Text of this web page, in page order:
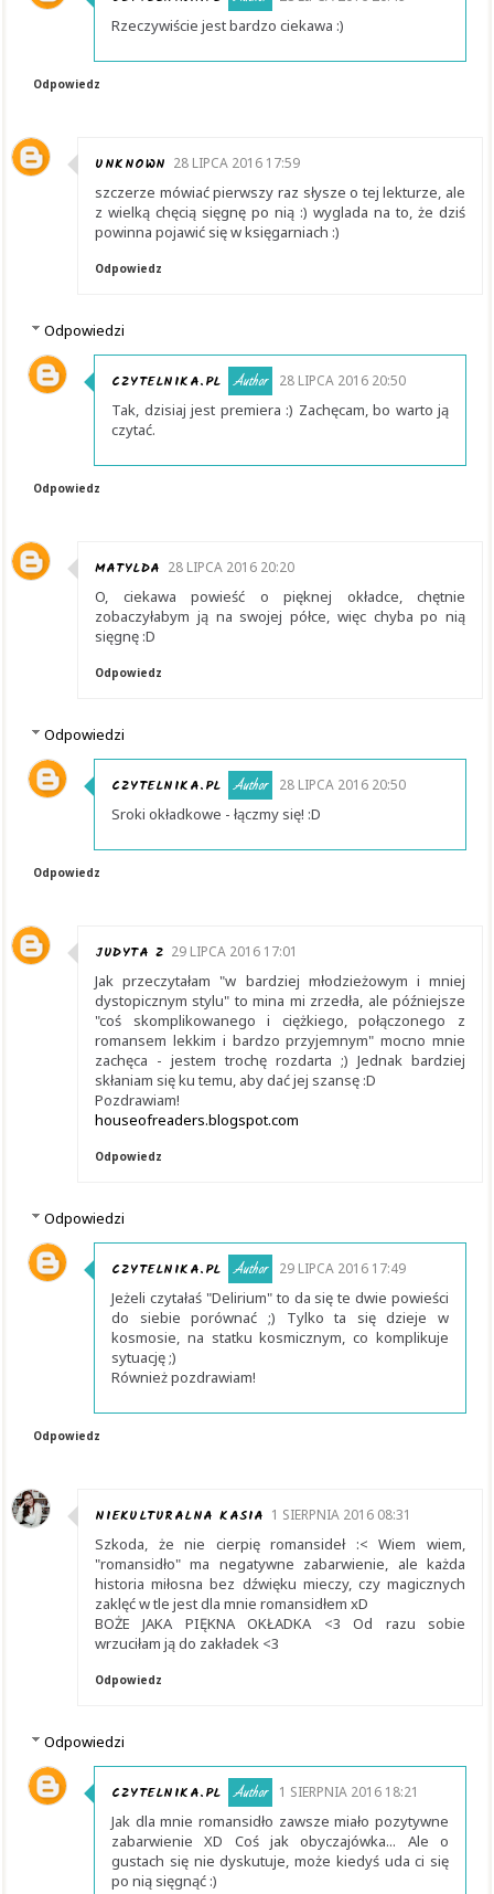
Rzeczywiście jest bardzo ciekawa :)
Odpowiedz
UNKNOWN 28 LIPCA 2016 17:59
szczerze mówiać pierwszy raz słysze o tej lekturze, ale
z wielką chęcią sięgnę po nią :) wyglada na to, że dziś
powinna pojawić się w księgarniach :)
Odpowiedz
Odpowiedzi
CZYTELNIKA.PL 28 LIPCA 2016 20:50
Tak, dzisiaj jest premiera :) Zachęcam, bo warto ją
czytać.
Odpowiedz
MATYLDA 28 LIPCA 2016 20:20
O, ciekawa powieść o pięknej okładce, chętnie
zobaczyłabym ją na swojej półce, więc chyba po nią
sięgnę :D
Odpowiedz
Odpowiedzi
CZYTELNIKA.PL 28 LIPCA 2016 20:50
Sroki okładkowe - łączmy się! :D
Odpowiedz
JUDYTA Z 29 LIPCA 2016 17:01
Jak przeczytałam "w bardziej młodzieżowym i mniej
dystopicznym stylu" to mina mi zrzedła, ale późniejsze
"coś skomplikowanego i ciężkiego, połączonego z
romansem lekkim i bardzo przyjemnym" mocno mnie
zachęca - jestem trochę rozdarta ;) Jednak bardziej
skłaniam się ku temu, aby dać jej szansę :D
Pozdrawiam!
houseofreaders.blogspot.com
Odpowiedz
Odpowiedzi
CZYTELNIKA.PL 29 LIPCA 2016 17:49
Jeżeli czytałaś "Delirium" to da się te dwie powieści
do siebie porównać ;) Tylko ta się dzieje w
kosmosie, na statku kosmicznym, co komplikuje
sytuację ;)
Również pozdrawiam!
Odpowiedz
NIEKULTURALNA KASIA 1 SIERPNIA 2016 08:31
Szkoda, że nie cierpię romansideł :< Wiem wiem,
"romansidło" ma negatywne zabarwienie, ale każda
historia miłosna bez dźwięku mieczy, czy magicznych
zaklęć w tle jest dla mnie romansidłem xD
BOŻE JAKA PIĘKNA OKŁADKA <3 Od razu sobie
wrzuciłam ją do zakładek <3
Odpowiedz
Odpowiedzi
CZYTELNIKA.PL 1 SIERPNIA 2016 18:21
Jak dla mnie romansidło zawsze miało pozytywne
zabarwienie XD Coś jak obyczajówka... Ale o
gustach się nie dyskutuje, może kiedyś uda ci się
po nią sięgnąć :)